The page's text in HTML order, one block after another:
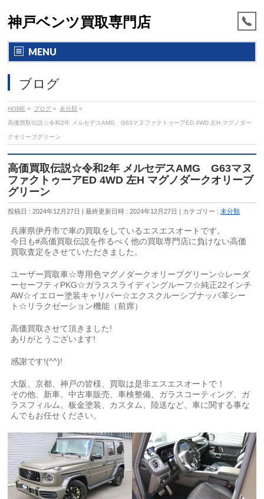
神戸ベンツ買取専門店
MENU
ブログ
HOME » ブログ » 未分類 »
高価買取伝説☆令和2年 メルセデスAMG G63マヌファクトゥーアED 4WD 左H マグノダー
クオリーブグリーン
高価買取伝説☆令和2年 メルセデスAMG G63マヌ
ファクトゥーアED 4WD 左H マグノダークオリーブ
グリーン
投稿日 : 2024年12月27日 最終更新日時 : 2024年12月27日 カテゴリー :未分類
兵庫県伊丹市で車の買取をしているエスエスオートです。
今日も#高価買取伝説を作るべく他の買取専門店に負けない高価
買取査定をさせていただきました。
ユーザー買取車☆専用色マグノダークオリーブグリーン☆レーダ
ーセーフティPKG☆ガラススライディングルーフ☆純正22インチ
AW☆イエロー塗装キャリパー☆エクスクルーシブナッパ革シー
ト☆リラクゼーション機能（前席）
高価買取させて頂きました!
ありがとうございます!
感謝です!(^^)!
大阪、京都、神戸の皆様、買取は是非エスエスオートで！
その他、新車、中古車販売、車検整備、ガラスコーティング、ガ
ラスフィルム、板金塗装、カスタム、陸送など、車に関する事な
んでもお任せください。